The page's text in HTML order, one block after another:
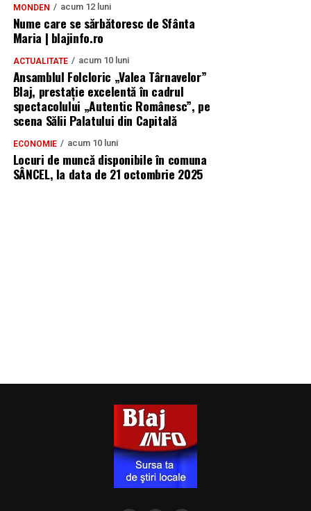
MONDEN acum 12 luni
Nume care se sărbătoresc de Sfânta
Maria | blajinfo.ro
ACTUALITATE acum 10 luni
Ansamblul Folcloric „Valea Târnavelor”
Blaj, prestație excelentă în cadrul
spectacolului „Autentic Românesc”, pe
scena Sălii Palatului din Capitală
ECONOMIE acum 10 luni
Locuri de muncă disponibile în comuna
SÂNCEL, la data de 21 octombrie 2025